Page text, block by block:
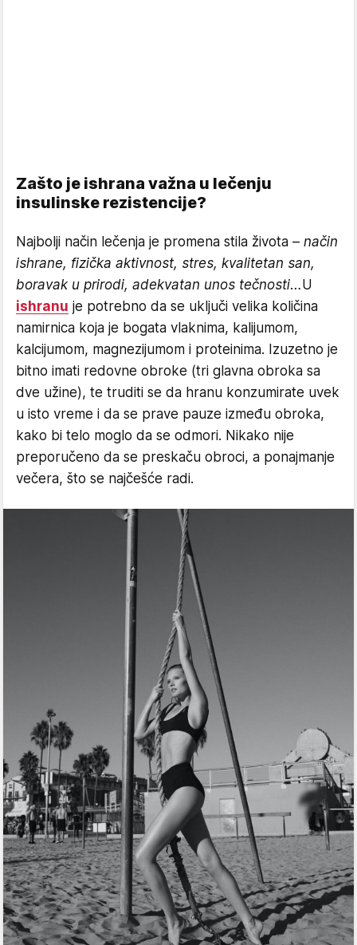
Zašto je ishrana važna u lečenju
insulinske rezistencije?
Najbolji način lečenja je promena stila života – način
ishrane, fizička aktivnost, stres, kvalitetan san,
boravak u prirodi, adekvatan unos tečnosti…U
ishranu je potrebno da se uključi velika količina
namirnica koja je bogata vlaknima, kalijumom,
kalcijumom, magnezijumom i proteinima. Izuzetno je
bitno imati redovne obroke (tri glavna obroka sa
dve užine), te truditi se da hranu konzumirate uvek
u isto vreme i da se prave pauze između obroka,
kako bi telo moglo da se odmori. Nikako nije
preporučeno da se preskaču obroci, a ponajmanje
večera, što se najčešće radi.